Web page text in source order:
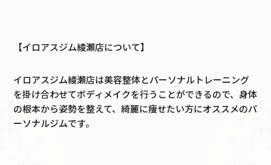
【イロアスジム綾瀬店について】
イロアスジム綾瀬店は美容整体とパーソナルトレーニング
を掛け合わせてボディメイクを行うことができるので、身体
の根本から姿勢を整えて、綺麗に痩せたい方にオススメのパ
ーソナルジムです。